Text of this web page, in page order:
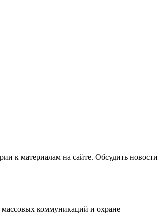
к материалам на сайте. Обсудить новости
коммуникаций и охране